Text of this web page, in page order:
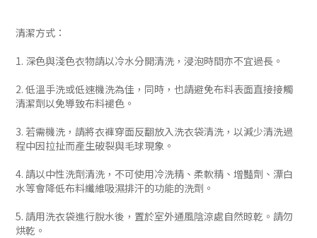
清潔方式：
1. 深色與淺色衣物請以冷水分開清洗，浸泡時間亦不宜過長。
2. 低溫手洗或低速機洗為佳，同時，也請避免布料表面直接接觸
清潔劑以免導致布料褪色。
3. 若需機洗，請將衣褲穿面反翻放入洗衣袋清洗，以減少清洗過
程中因拉扯而產生破裂與毛球現象。
4. 請以中性洗劑清洗，不可使用冷洗精、柔軟精、增豔劑、漂白
水等會降低布料纖維吸濕排汗的功能的洗劑。
5. 請用洗衣袋進行脫水後，置於室外通風陰涼處自然晾乾。請勿
烘乾。